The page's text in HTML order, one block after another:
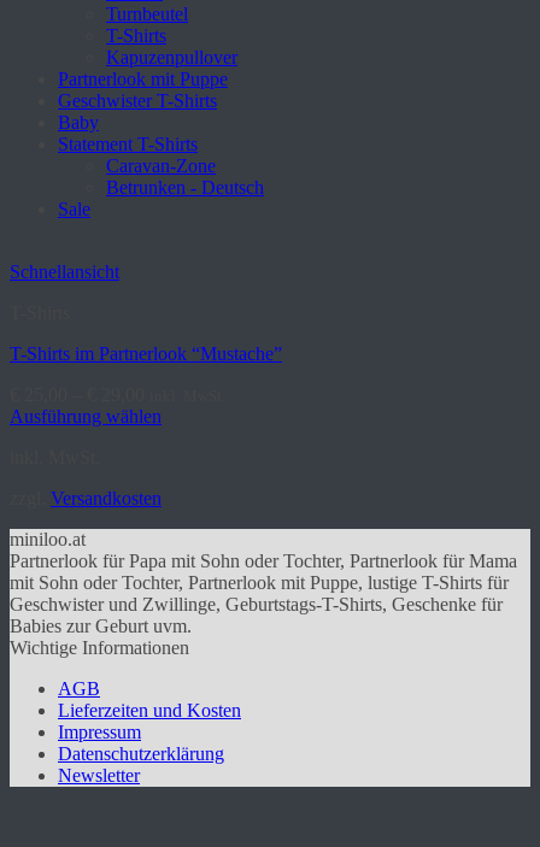
Turnbeutel
T-Shirts
Kapuzenpullover
Partnerlook mit Puppe
Geschwister T-Shirts
Baby
Statement T-Shirts
Caravan-Zone
Betrunken - Deutsch
Sale
Schnellansicht
T-Shirts im Partnerlook “Mustache”
Ausführung wählen
mehrere
auf.
Die
Optionen
können
auf
der
gewählt
werden
Versandkosten
miniloo.at
Partnerlook für Papa mit Sohn oder Tochter, Partnerlook für Mama
mit Sohn oder Tochter, Partnerlook mit Puppe, lustige T-Shirts für
Geschwister und Zwillinge, Geburtstags-T-Shirts, Geschenke für
Babies zur Geburt uvm.
Wichtige Informationen
AGB
Lieferzeiten und Kosten
Impressum
Datenschutzerklärung
Newsletter